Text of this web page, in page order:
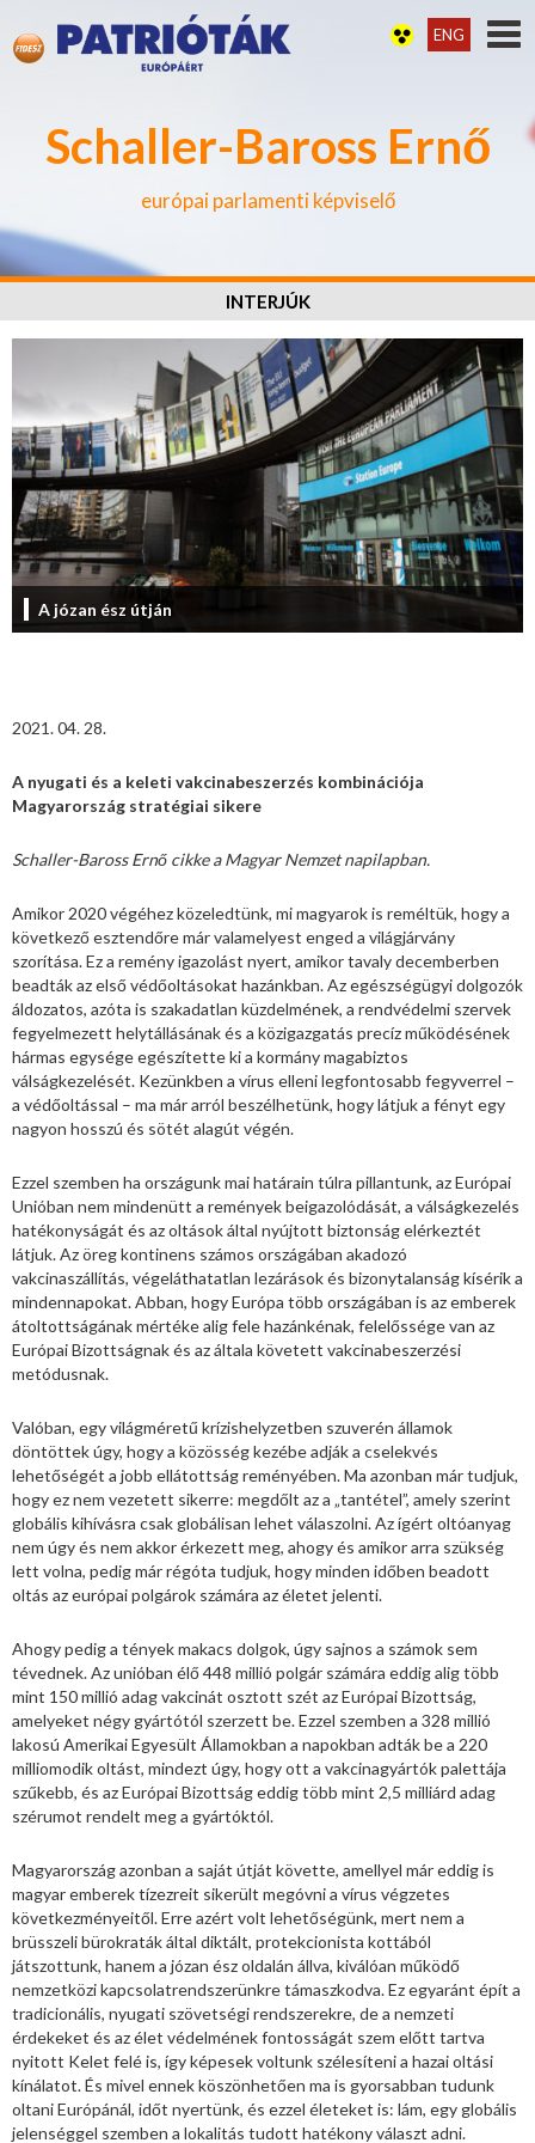
Schaller-Baross Ernő
európai parlamenti képviselő
ENG
INTERJÚK
A józan ész útján
2021. 04. 28.
A nyugati és a keleti vakcinabeszerzés kombinációja
Magyarország stratégiai sikere
Schaller-Baross Ernő cikke a Magyar Nemzet napilapban.
Amikor 2020 végéhez közeledtünk, mi magyarok is reméltük, hogy a
következő esztendőre már valamelyest enged a világjárvány
szorítása. Ez a remény igazolást nyert, amikor tavaly decemberben
beadták az első védőoltásokat hazánkban. Az egészségügyi dolgozók
áldozatos, azóta is szakadatlan küzdelmének, a rendvédelmi szervek
fegyelmezett helytállásának és a közigazgatás precíz működésének
hármas egysége egészítette ki a kormány magabiztos
válságkezelését. Kezünkben a vírus elleni legfontosabb fegyverrel –
a védőoltással – ma már arról beszélhetünk, hogy látjuk a fényt egy
nagyon hosszú és sötét alagút végén.
Ezzel szemben ha országunk mai ­határain túlra pillantunk, az Európai
Unióban nem mindenütt a remények beigazolódását, a válságkezelés
hatékonyságát és az oltások által nyújtott biztonság elérkeztét
látjuk. Az öreg kontinens számos országában akadozó
vakcinaszállítás, végeláthatatlan lezárások és bizonytalanság kísérik a
mindennapokat. Abban, hogy Európa több országában is az emberek
átoltottságának mértéke alig fele hazánkénak, felelőssége van az
Európai Bizottságnak és az általa követett vakcinabeszerzési
metódusnak.
Valóban, egy világméretű krízishelyzetben szuverén államok
döntöttek úgy, hogy a közösség kezébe adják a cselekvés
lehetőségét a jobb ellátottság reményében. Ma azonban már tudjuk,
hogy ez nem vezetett sikerre: megdőlt az a „tantétel”, amely szerint
globális kihívásra csak globálisan lehet válaszolni. Az ígért oltóanyag
nem úgy és nem akkor érkezett meg, ahogy és amikor arra szükség
lett volna, pedig már régóta tudjuk, hogy minden időben beadott
oltás az európai polgárok számára az életet jelenti.
Ahogy pedig a tények makacs dolgok, úgy sajnos a számok sem
tévednek. Az unióban élő 448 millió polgár számára eddig alig több
mint 150 millió adag vakcinát osztott szét az Európai Bizottság,
amelyeket négy gyártótól szerzett be. Ezzel szemben a 328 millió
lakosú Amerikai Egyesült Államokban a napokban adták be a 220
milliomodik oltást, mindezt úgy, hogy ott a vakcinagyártók palettája
szűkebb, és az Európai Bizottság eddig több mint 2,5 milliárd adag
szérumot rendelt meg a gyártóktól.
Magyarország azonban a saját útját követte, amellyel már eddig is
magyar emberek tízezreit sikerült megóvni a vírus végzetes
következményeitől. Erre azért volt lehetőségünk, mert nem a
brüsszeli bürokraták által diktált, protekcionista kottából
játszottunk, hanem a józan ész oldalán állva, kiválóan működő
nemzetközi kapcsolatrendszerünkre támaszkodva. Ez egyaránt épít a
tradicionális, nyugati szövetségi rendszerekre, de a nemzeti
érdekeket és az élet védelmének fontosságát szem előtt tartva
nyitott Kelet felé is, így képesek voltunk szélesíteni a hazai oltási
kínálatot. És mivel ennek köszönhetően ma is gyorsabban tudunk
oltani Európánál, időt nyertünk, és ezzel életeket is: lám, egy globális
jelenséggel szemben a lokalitás tudott hatékony választ adni.